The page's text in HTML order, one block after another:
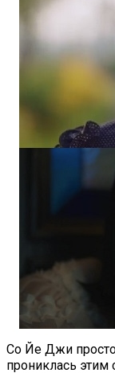
Со Йе Джи
прониклась